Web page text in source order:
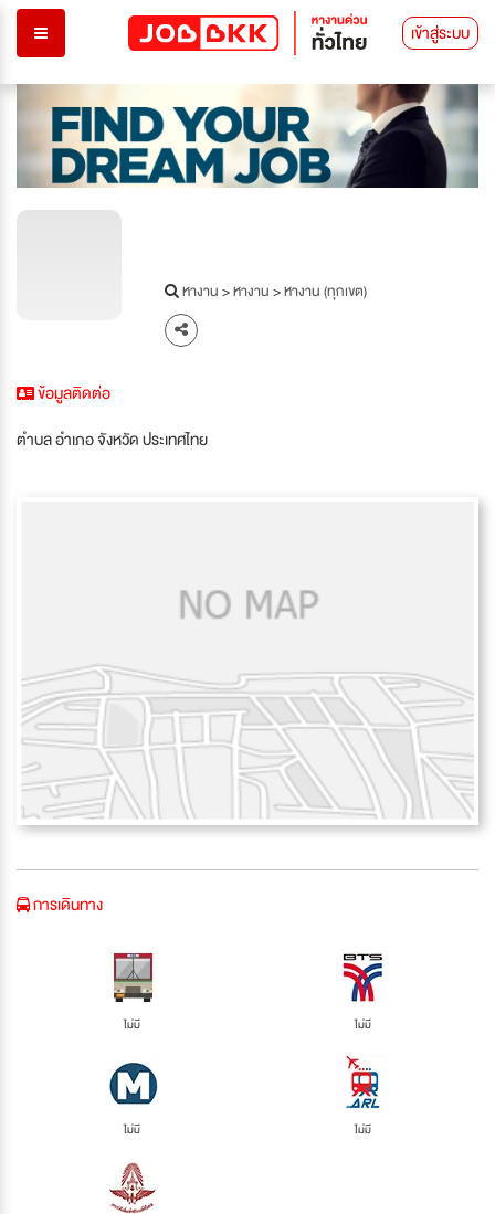
เข้าสู่ระบบ
หางาน>หางาน>หางาน (ทุกเขต)
ข้อมูลติดต่อ
ตำบล อำเภอ จังหวัด ประเทศไทย
การเดินทาง
ไม่มี ไม่มี
ไม่มี ไม่มี